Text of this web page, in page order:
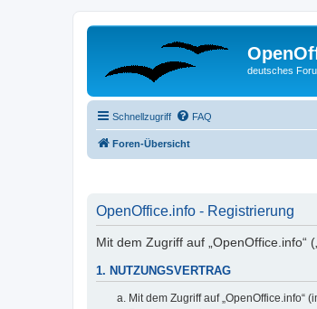
deutsches
Schnellzugriff FAQ
Foren-Übersicht
OpenOffice.info - Registrierung
Mit dem Zugriff auf
1. NUTZUNGSVERTRAG
Mit dem Zugriff auf